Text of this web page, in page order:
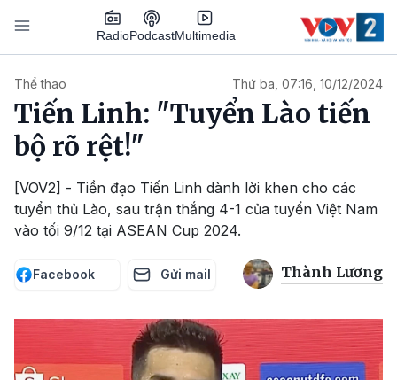
Nhảy đến nội dung
RadioPodcastMultimedia
Thể thao Thứ ba, 07:16, 10/12/2024
Tiến Linh: "Tuyển Lào tiến
bộ rõ rệt!"
[VOV2] - Tiền đạo Tiến Linh dành lời khen cho các
tuyển thủ Lào, sau trận thắng 4-1 của tuyển Việt Nam
vào tối 9/12 tại ASEAN Cup 2024.
Facebook Gửi mail Thành Lương